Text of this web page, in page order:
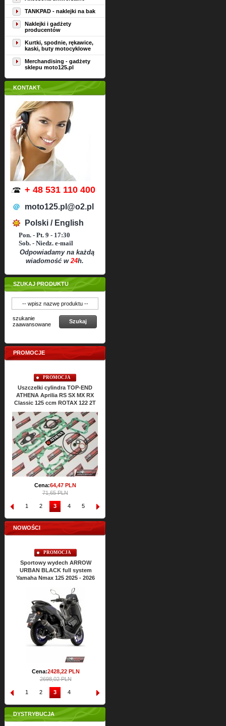
TANKPAD - naklejki na bak
Naklejki i gadżety
producentów
Kurtki, spodnie, rękawice,
kaski, buty motocyklowe
Merchandising - gadżety
sklepu moto125.pl
KONTAKT
+ 48 531 110 400
moto125.pl@o2.pl
Polski / English
Pon. - Pt. 9 - 17:30
Sob. - Niedz. e-mail
Odpowiadamy na każdą
wiadomość w24h.
SZUKAJ PRODUKTU
szukanie
zaawansowane
Szukaj
PROMOCJE
PROMOCJA
Uszczelki cylindra TOP-END
ATHENA Aprilia RS SX MX RX
Classic 125 ccm ROTAX 122 2T
Cena:64,47PLN
71,65 PLN
1 2 3 4 5 6
NOWOŚCI
PROMOCJA
Sportowy wydech ARROW
URBAN BLACK full system
Yamaha Nmax 125 2025 - 2026
Cena:2428,22PLN
2698,02 PLN
1 2 3 4
DYSTRYBUCJA